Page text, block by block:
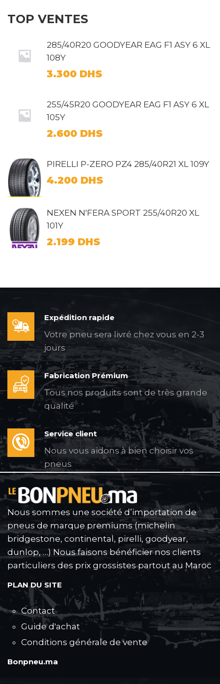
TOP VENTES
285/40R20 GOODYEAR EAG F1 ASY 6 XL
108Y
3.300 DHS
255/45R20 GOODYEAR EAG F1 ASY 6 XL
105Y
2.600 DHS
PIRELLI P-ZERO PZ4 285/40R21 XL 109Y
4.200 DHS
NEXEN N'FERA SPORT 255/40R20 XL
101Y
2.199 DHS
Expédition rapide
Votre pneu sera livré chez vous en 2-3
jours
Fabrication Prémium
Tous nos produits sont de très grande
qualité
Service client
Nous vous aidons à bien choisir vos
pneus
Nous sommes une société d’importation de
pneus de marque premiums (michelin
bridgestone, continental, pirelli, goodyear,
dunlop, …) Nous faisons bénéficier nos clients
particuliers des prix grossistes partout au Maroc
PLAN DU SITE
Contact
Guide d'achat
Conditions générale de vente
Bonpneu.ma